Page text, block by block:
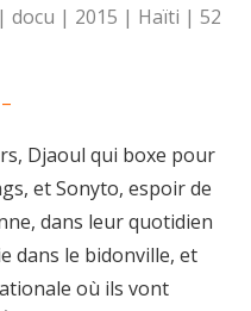
docu | 2015 | Haïti | 52
Djaoul qui boxe pour
et Sonyto, espoir de
dans leur quotidien
dans le bidonville, et
où ils vont